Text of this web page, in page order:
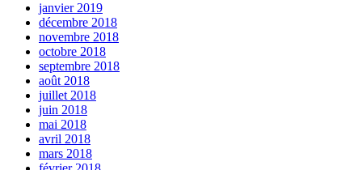
janvier 2019
décembre 2018
novembre 2018
octobre 2018
septembre 2018
août 2018
juillet 2018
juin 2018
mai 2018
avril 2018
mars 2018